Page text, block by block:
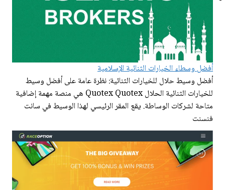
أفضل وسطاء الخيارات الثنائية الإسلامية
أفضل وسيط حلال للخيارات الثنائية: نظرة عامة على أفضل وسيط
للخيارات الثنائية الحلال Quotex Quotex هي منصة مهمة إضافية
متاحة لشركات الوساطة. يقع المقر الرئيسي لهذا الوسيط في سانت
فنسنت